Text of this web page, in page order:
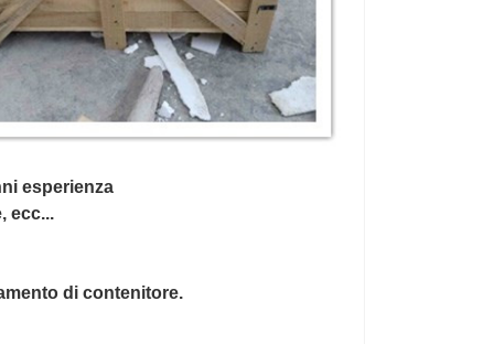
esperienza
ecc...
di contenitore.